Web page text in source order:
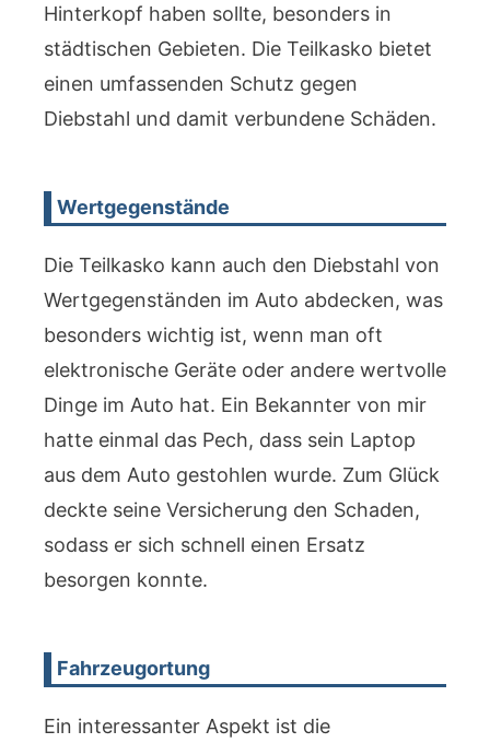
Hinterkopf haben sollte, besonders in
städtischen Gebieten. Die Teilkasko bietet
einen umfassenden Schutz gegen
Diebstahl und damit verbundene Schäden.
Wertgegenstände
Die Teilkasko kann auch den Diebstahl von
Wertgegenständen im Auto abdecken, was
besonders wichtig ist, wenn man oft
elektronische Geräte oder andere wertvolle
Dinge im Auto hat. Ein Bekannter von mir
hatte einmal das Pech, dass sein Laptop
aus dem Auto gestohlen wurde. Zum Glück
deckte seine Versicherung den Schaden,
sodass er sich schnell einen Ersatz
besorgen konnte.
Fahrzeugortung
Ein interessanter Aspekt ist die